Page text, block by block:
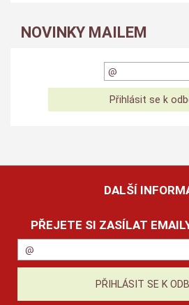
NOVINKY MAILEM
DALŠÍ
PŘEJETE SI ZASÍLAT